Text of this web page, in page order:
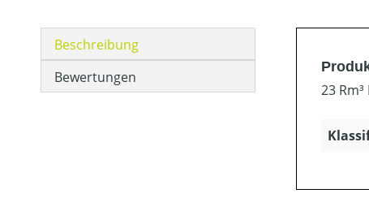
Beschreibung
Bewertungen
23